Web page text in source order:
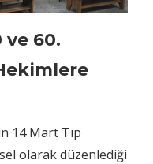
ve 60.
14 Mart Tıp
olarak düzenlediği